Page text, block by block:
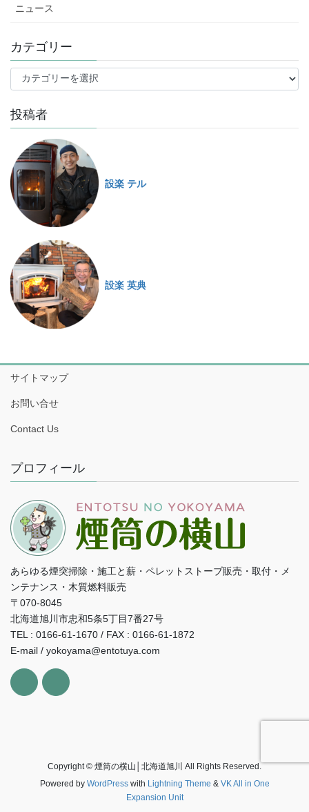
ニュース
カテゴリー
投稿者
設楽 テル
設楽 英典
サイトマップ
お問い合せ
Contact Us
プロフィール
あらゆる煙突掃除・施工と薪・ペレットストーブ販売・取付・メ
ンテナンス・木質燃料販売
〒070-8045
北海道旭川市忠和5条5丁目7番27号
TEL : 0166-61-1670 / FAX : 0166-61-1872
E-mail / yokoyama@entotuya.com
Copyright © 煙筒の横山│北海道旭川 All Rights Reserved.
Powered by WordPresswith Lightning Theme & VK All in One
Expansion Unit